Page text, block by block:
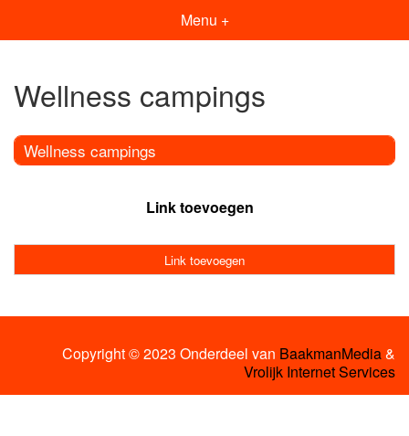
Menu +
Wellness campings
Wellness campings
Link toevoegen
Link toevoegen
Copyright © 2023 Onderdeel van BaakmanMedia&
Vrolijk Internet Services